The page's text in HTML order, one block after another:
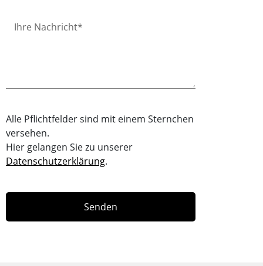
Alle Pflichtfelder sind mit einem Sternchen
versehen.
Hier gelangen Sie zu unserer
Datenschutzerklärung.
Senden